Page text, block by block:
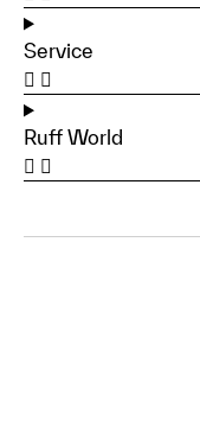
Service
Ruff World